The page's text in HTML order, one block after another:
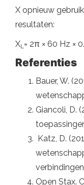
X opnieuw
resultaten:
XL = 2π × 60 Hz ×
Referenties
Bauer, W.
Giancoli, D.
Katz, D.
Open Stax.